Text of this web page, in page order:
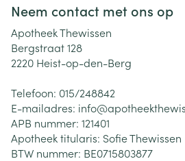
Neem contact met ons op
Apotheek Thewissen
Bergstraat 128
2220 Heist-op-den-Berg
Telefoon: 015/248842
E-mailadres: info@
APB nummer: 121401
Apotheek titularis: Sofie Thewissen
BTW nummer: BE0715803877